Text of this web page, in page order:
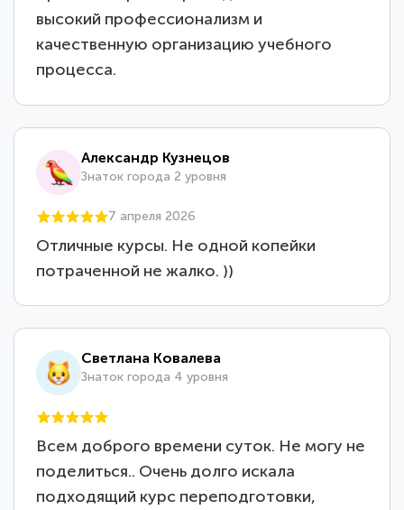
высокий профессионализм и
качественную организацию учебного
процесса.
Александр Кузнецов
Знаток города 2 уровня
7 апреля 2026
Отличные курсы. Не одной копейки
потраченной не жалко. ))
Светлана Ковалева
Знаток города 4 уровня
Всем доброго времени суток. Не могу не
поделиться.. Очень долго искала
подходящий курс переподготовки,